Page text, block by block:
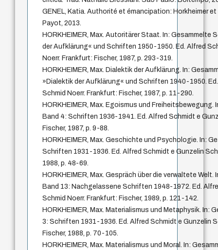
GENEL, Katia. Authorité et émancipation: Horkheimer
Payot, 2013.
HORKHEIMER, Max. Autoritärer Staat. In: Gesammelte
der Aufklärung« und Schriften 1950-1950. Ed. Alfred
Noerr. Frankfurt: Fischer, 1987, p. 293-319.
HORKHEIMER, Max. Dialektik der Aufklärung. In:
»Dialektik der Aufklärung« und Schriften 1940-1950.
Schmid Noerr. Frankfurt: Fischer, 1987, p. 11-290.
HORKHEIMER, Max. Egoismus und
Band 4: Schriften 1936-1941. Ed. Alfred Schmidt e
Fischer, 1987, p. 9-88.
HORKHEIMER, Max. Geschichte und Psychologie. In:
Schriften 1931-1936. Ed. Alfred Schmidt e Gunzelin
1988, p. 48-69.
HORKHEIMER, Max. Gespräch über die verwaltete
Band 13: Nachgelassene Schriften 1948-1972. Ed.
Schmid Noerr. Frankfurt: Fischer, 1989, p. 121-142.
HORKHEIMER, Max. Materialismus und Metaphysik. In:
3: Schriften 1931-1936. Ed. Alfred Schmidt e Gunzelin
Fischer, 1988, p. 70-105.
HORKHEIMER, Max. Materialismus und Moral. In: